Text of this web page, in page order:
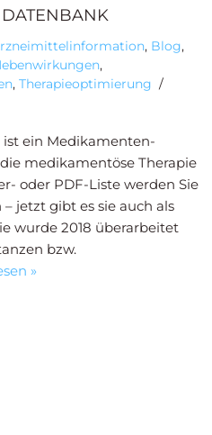
DATENBANK
, Blog,
,
, Therapieoptimierung
ist ein Medikamenten-
medikamentöse Therapie
oder PDF-Liste werden Sie
jetzt gibt es sie auch als
wurde 2018 überarbeitet
bzw.
»